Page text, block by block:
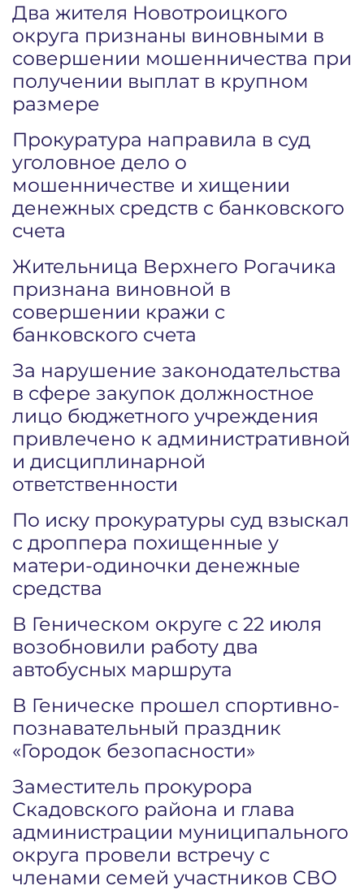
Два жителя Новотроицкого
округа признаны виновными в
совершении мошенничества при
получении выплат в крупном
размере
Прокуратура направила в суд
уголовное дело о
мошенничестве и хищении
денежных средств с банковского
счета
Жительница Верхнего Рогачика
признана виновной в
совершении кражи с
банковского счета
За нарушение законодательства
в сфере закупок должностное
лицо бюджетного учреждения
привлечено к административной
и дисциплинарной
ответственности
По иску прокуратуры суд взыскал
с дроппера похищенные у
матери-одиночки денежные
средства
В Геническом округе с 22 июля
возобновили работу два
автобусных маршрута
В Геническе прошел спортивно-
познавательный праздник
«Городок безопасности»
Заместитель прокурора
Скадовского района и глава
администрации муниципального
округа провели встречу с
членами семей участников СВО